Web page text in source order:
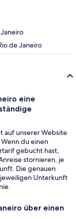
de Janeiro
eine
auf unserer Website
du einen
gebucht hast,
stornieren, je
Die genauen
Unterkunft
über einen